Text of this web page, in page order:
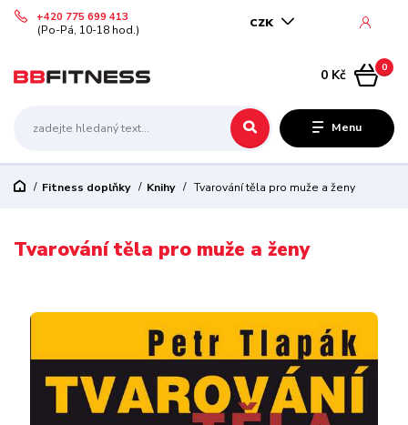
Menu
CZK
+420 775 699 413
(Po-Pá, 10-18 hod.)
0
0 Kč
Fitness doplňky Knihy Tvarování těla pro muže a ženy
Tvarování těla pro muže a ženy